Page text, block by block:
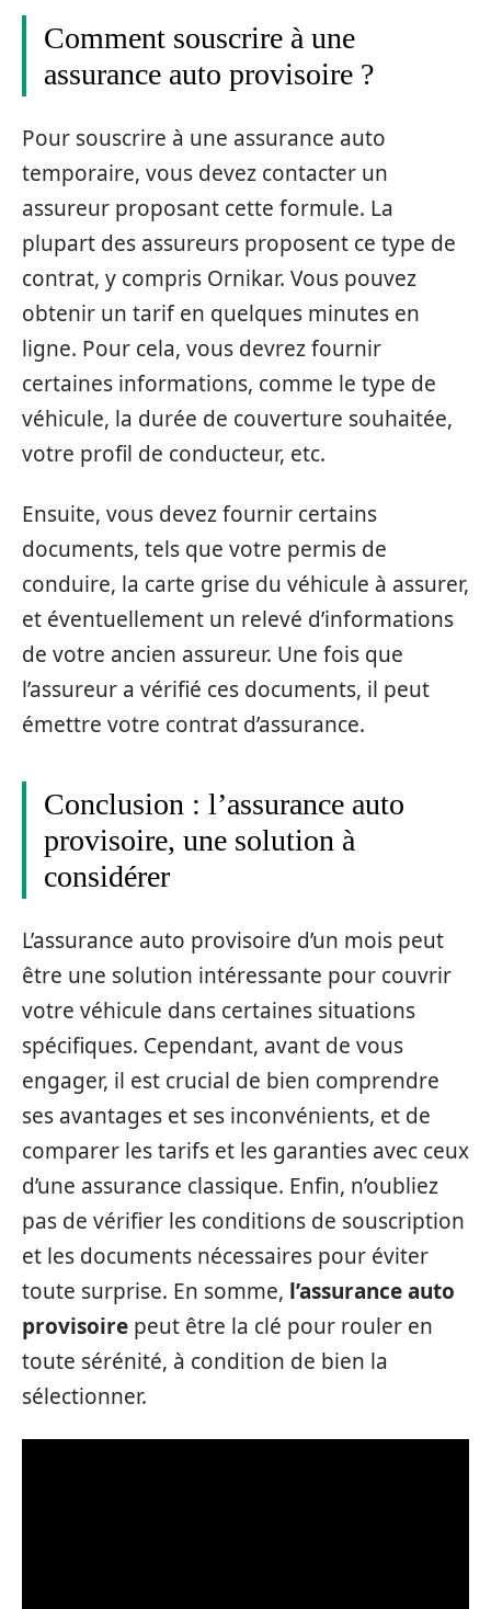
Comment souscrire à une
assurance auto provisoire ?
Pour souscrire à une assurance auto
temporaire, vous devez contacter un
assureur proposant cette formule. La
plupart des assureurs proposent ce type de
contrat, y compris Ornikar. Vous pouvez
obtenir un tarif en quelques minutes en
ligne. Pour cela, vous devrez fournir
certaines informations, comme le type de
véhicule, la durée de couverture souhaitée,
votre profil de conducteur, etc.
Ensuite, vous devez fournir certains
documents, tels que votre permis de
conduire, la carte grise du véhicule à assurer,
et éventuellement un relevé d’informations
de votre ancien assureur. Une fois que
l’assureur a vérifié ces documents, il peut
émettre votre contrat d’assurance.
Conclusion : l’assurance auto
provisoire, une solution à
considérer
L’assurance auto provisoire d’un mois peut
être une solution intéressante pour couvrir
votre véhicule dans certaines situations
spécifiques. Cependant, avant de vous
engager, il est crucial de bien comprendre
ses avantages et ses inconvénients, et de
comparer les tarifs et les garanties avec ceux
d’une assurance classique. Enfin, n’oubliez
pas de vérifier les conditions de souscription
et les documents nécessaires pour éviter
toute surprise. En somme, l’assurance auto
provisoire peut être la clé pour rouler en
toute sérénité, à condition de bien la
sélectionner.